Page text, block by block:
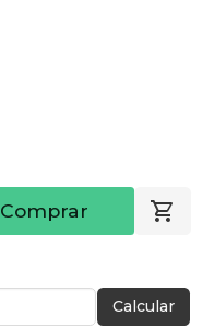
Comprar
Calcular